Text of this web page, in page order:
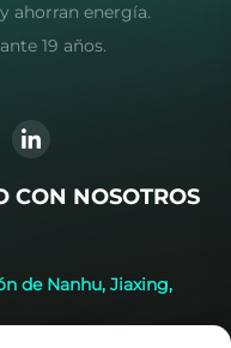
ahorran energía.
19 años.
CON NOSOTROS
de Nanhu, Jiaxing,